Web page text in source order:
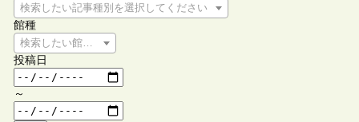
検索したい記事種別を選択してください
館種
検索したい館種を選択してください
投稿日
～